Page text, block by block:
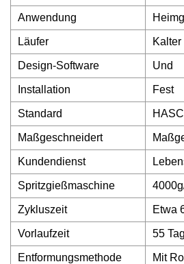
Anwendung
Läufer
Design-Software Und
Installation Fest
Standard
Maßgeschneidert
Kundendienst
Spritzgießmaschine
Zykluszeit Etwa
Vorlaufzeit 55
Entformungsmethode Mit